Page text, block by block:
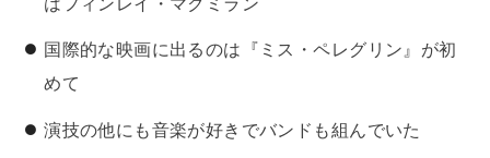
国際的な映画に出るのは『ミス・ペレグリン』が初
めて
演技の他にも音楽が好きでバンドも組んでいた